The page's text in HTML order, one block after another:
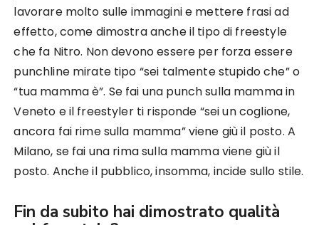
lavorare molto sulle immagini e mettere frasi ad
effetto, come dimostra anche il tipo di freestyle
che fa Nitro. Non devono essere per forza essere
punchline mirate tipo “sei talmente stupido che” o
“tua mamma è”. Se fai una punch sulla mamma in
Veneto e il freestyler ti risponde “sei un coglione,
ancora fai rime sulla mamma” viene giù il posto. A
Milano, se fai una rima sulla mamma viene giù il
posto. Anche il pubblico, insomma, incide sullo stile.
Fin da subito hai dimostrato qualità